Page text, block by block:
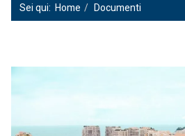
Sei qui: Home Documenti